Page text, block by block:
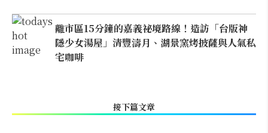
離市區15分鐘的嘉義祕境路線！造訪「台版神
隱少女湯屋」清豐濤月、湖景窯烤披薩與人氣私
宅咖啡
接下篇文章